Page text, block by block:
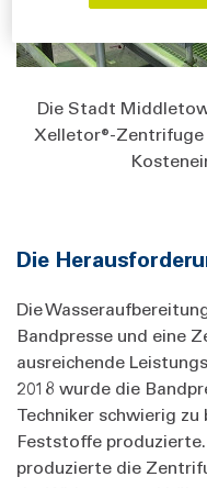
Die Stadt
Xelletor®-Zentrifuge
Die
Die
Bandpresse und eine
ausreichende
2018 wurde die
Techniker schwierig zu
Feststoffe
produzierte die